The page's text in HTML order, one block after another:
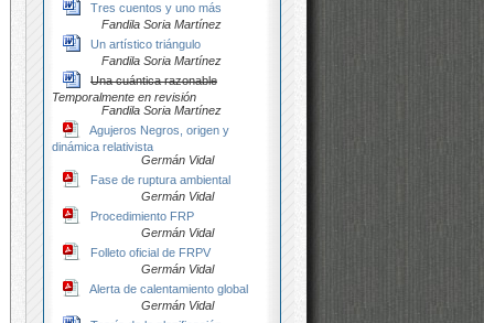
Tres cuentos y uno más
Fandila Soria Martínez
Un artístico triángulo
Fandila Soria Martínez
Una cuántica razonable
Temporalmente en revisión
Fandila Soria Martínez
Agujeros Negros, origen y
dinámica relativista
Germán Vidal
Fase de ruptura ambiental
Germán Vidal
Procedimiento FRP
Germán Vidal
Folleto oficial de FRPV
Germán Vidal
Alerta de calentamiento global
Germán Vidal